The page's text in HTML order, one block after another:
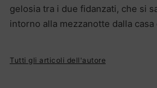
gelosia tra i due fidanzati, che si
intorno alla mezzanotte dalla casa
Tutti gli articoli dell'autore